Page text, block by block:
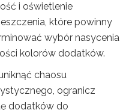
i oświetlenie
które powinny
wybór nasycenia
kolorów dodatków.
chaosu
ogranicz
dodatków do